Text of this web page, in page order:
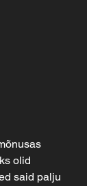
olid
said palju